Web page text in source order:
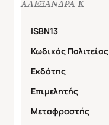
ΑΛΕΞΑΝΔΡΑ Κ
ISBN13
Κωδικός Πολιτείας
Εκδότης
Επιμελητής
Μεταφραστής